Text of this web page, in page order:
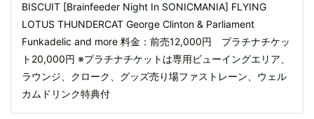
BISCUIT [Brainfeeder Night In SONICMANIA] FLYING
LOTUS THUNDERCAT George Clinton & Parliament
Funkadelic and more 料金：前売12,000円 プラチナチケッ
ト20,000円 ※プラチナチケットは専用ビューイングエリア、
ラウンジ、クローク、グッズ売り場ファストレーン、ウェル
カムドリンク特典付